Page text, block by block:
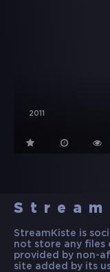
2011
Stream
StreamKiste is
not store any files
provided by non-
site added by its